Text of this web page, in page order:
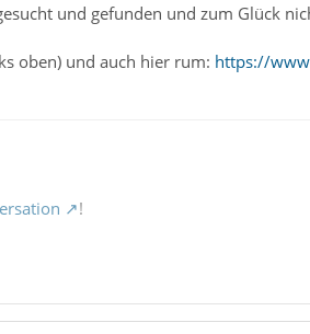
und gefunden und zum Glück
oben) und auch hier rum: https://
!